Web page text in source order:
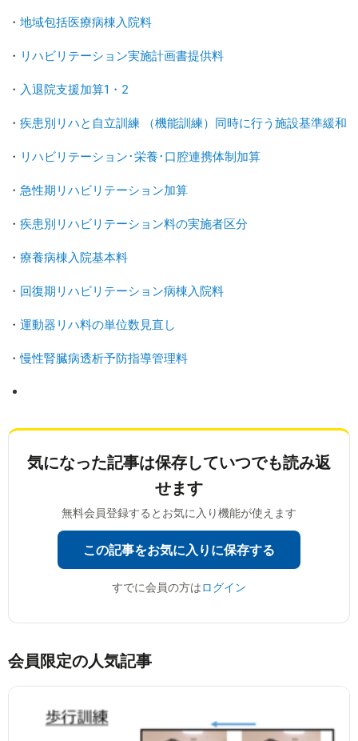
・ 地域包括医療病棟入院料
・ リハビリテーション実施計画書提供料
・ 入退院支援加算1・2
・ 疾患別リハと自立訓練 （機能訓練）同時に行う施設基準緩和
・ リハビリテーション･栄養･口腔連携体制加算
・ 急性期リハビリテーション加算
・ 疾患別リハビリテーション料の実施者区分
・ 療養病棟入院基本料
・ 回復期リハビリテーション病棟入院料
・ 運動器リハ料の単位数見直し
・慢性腎臓病透析予防指導管理料
気になった記事は保存していつでも読み返
せます
無料会員登録するとお気に入り機能が使えます
この記事をお気に入りに保存する
すでに会員の方はログイン
会員限定の人気記事